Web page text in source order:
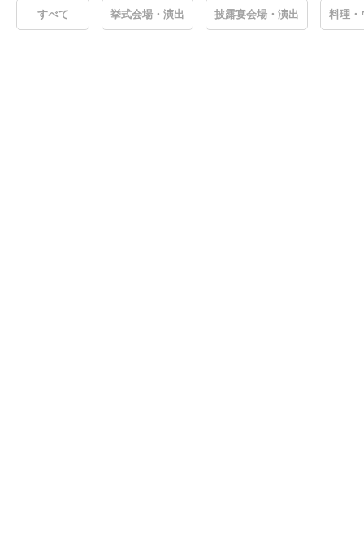
すべて 挙式会場・演出 披露宴会場・演出 料理・